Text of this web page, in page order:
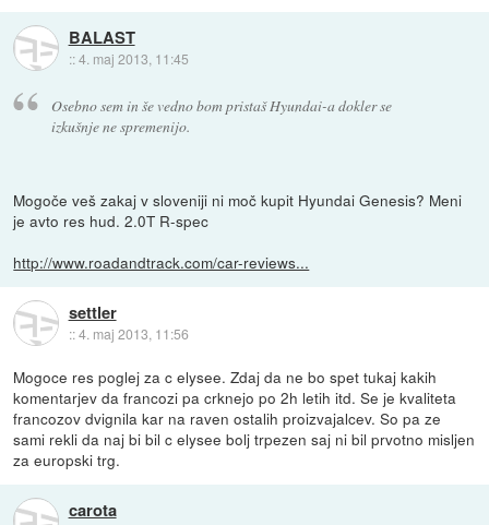
BALAST
::4. maj 2013, 11:45
Osebno sem in še vedno bom pristaš Hyundai-a dokler se
izkušnje ne spremenijo.
Mogoče veš zakaj v sloveniji ni moč kupit Hyundai Genesis? Meni
je avto res hud. 2.0T R-spec
http://www.roadandtrack.com/car-reviews...
settler
::4. maj 2013, 11:56
Mogoce res poglej za c elysee. Zdaj da ne bo spet tukaj kakih
komentarjev da francozi pa crknejo po 2h letih itd. Se je kvaliteta
francozov dvignila kar na raven ostalih proizvajalcev. So pa ze
sami rekli da naj bi bil c elysee bolj trpezen saj ni bil prvotno misljen
za europski trg.
carota